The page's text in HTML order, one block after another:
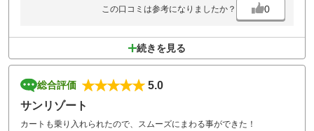
この口コミは参考になりましたか？ 0
続きを見る
総合評価
5.0
サンリゾート
カートも乗り入れられたので、スムーズにまわる事ができた！